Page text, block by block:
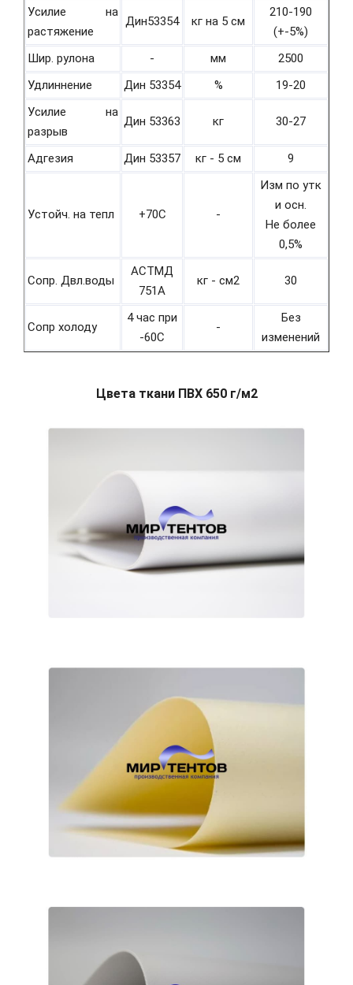
Усилие на
растяжение
Дин53354 кг на 5 см
210-190
(+-5%)
Шир. рулона
- мм
2500
Удлиннение
Дин 53354 %
19-20
Усилие на
разрыв
Дин 53363 кг 30-27
Адгезия Дин 53357 кг - 5 см 9
Устойч. на тепл +70С -
Изм по утк
и осн.
Не более
0,5%
Сопр. Двл.воды
АСТМД
751А
кг - см2 30
Сопр холоду
4 час при
-60С
-
Без
изменений
Цвета ткани ПВХ 650 г/м2